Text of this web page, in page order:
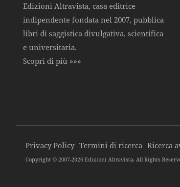
Edizioni Altravista, casa editrice
indipendente fondata nel 2007, pubblica
libri di saggistica divulgativa, scientifica
e universitaria.
Scopri di più »»»
Privacy Policy Termini di ricerca Ricerca
Copyright © 2007-2026 Edizioni Altravista. All Rights